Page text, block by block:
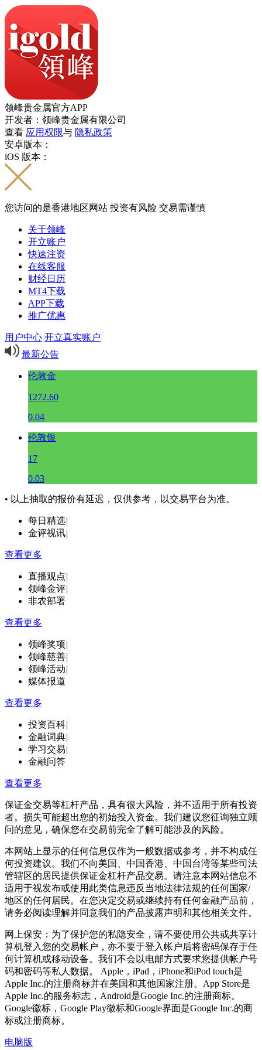
领峰贵金属官方APP
开发者：领峰贵金属有限公司
查看 应用权限与 隐私政策
安卓版本：
iOS 版本：
您访问的是香港地区网站 投资有风险 交易需谨慎
关于领峰
开立账户
快速注资
在线客服
财经日历
MT4下载
APP下载
推广优惠
用户中心 开立真实账户
最新公告
伦敦金
1272.60
0.04
伦敦银
17
0.03
• 以上抽取的报价有延迟，仅供参考，以交易平台为准。
每日精选|
金评视讯|
查看更多
直播观点|
领峰金评|
非农部署
查看更多
领峰奖项|
领峰慈善|
领峰活动|
媒体报道
查看更多
投资百科|
金融词典|
学习交易|
金融问答
查看更多
保证金交易等杠杆产品，具有很大风险，并不适用于所有投资
者。损失可能超出您的初始投入资金。我们建议您征询独立顾
问的意见，确保您在交易前完全了解可能涉及的风险。
本网站上显示的任何信息仅作为一般数据或参考，并不构成任
何投资建议。我们不向美国、中国香港、中国台湾等某些司法
管辖区的居民提供保证金杠杆产品交易。请注意本网站信息不
适用于视发布或使用此类信息违反当地法律法规的任何国家/
地区的任何居民。在您决定交易或继续持有任何金融产品前，
请务必阅读理解并同意我们的产品披露声明和其他相关文件。
网上保安：为了保护您的私隐安全，请不要使用公共或共享计
算机登入您的交易帐户，亦不要于登入帐户后将密码保存于任
何计算机或移动设备。我们不会以电邮方式要求您提供帐户号
码和密码等私人数据。 Apple，iPad，iPhone和iPod touch是
Apple Inc.的注册商标并在美国和其他国家注册。App Store是
Apple Inc.的服务标志，Android是Google Inc.的注册商标。
Google徽标，Google Play徽标和Google界面是Google Inc.的商
标或注册商标。
电脑版